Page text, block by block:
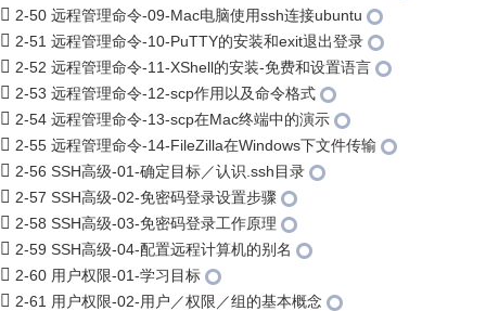
2-50 远程管理命令-09-Mac电脑使用ssh连接ubuntu
2-51 远程管理命令-10-PuTTY的安装和exit退出登录
2-52 远程管理命令-11-XShell的安装-免费和设置语言
2-53 远程管理命令-12-scp作用以及命令格式
2-54 远程管理命令-13-scp在Mac终端中的演示
2-55 远程管理命令-14-FileZilla在Windows下文件传输
2-56 SSH高级-01-确定目标／认识.ssh目录
2-57 SSH高级-02-免密码登录设置步骤
2-58 SSH高级-03-免密码登录工作原理
2-59 SSH高级-04-配置远程计算机的别名
2-60 用户权限-01-学习目标
2-61 用户权限-02-用户／权限／组的基本概念